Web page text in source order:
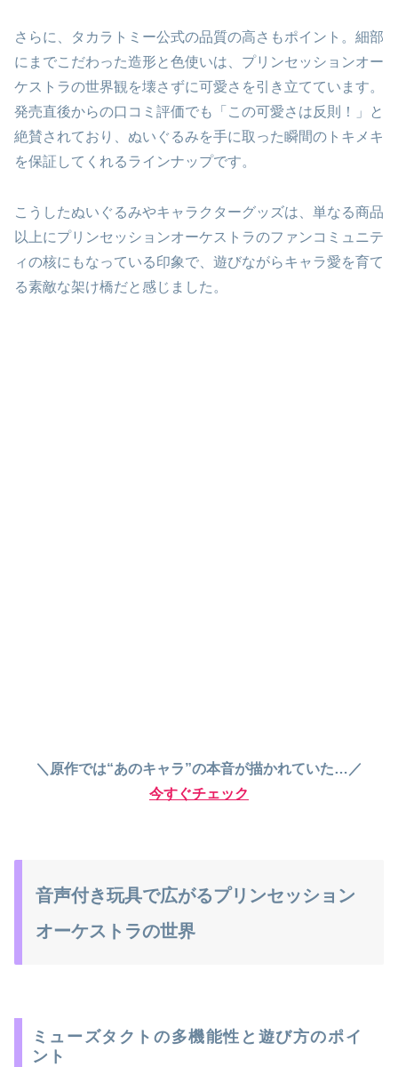
さらに、タカラトミー公式の品質の高さもポイント。細部
にまでこだわった造形と色使いは、プリンセッションオー
ケストラの世界観を壊さずに可愛さを引き立てています。
発売直後からの口コミ評価でも「この可愛さは反則！」と
絶賛されており、ぬいぐるみを手に取った瞬間のトキメキ
を保証してくれるラインナップです。
こうしたぬいぐるみやキャラクターグッズは、単なる商品
以上にプリンセッションオーケストラのファンコミュニテ
ィの核にもなっている印象で、遊びながらキャラ愛を育て
る素敵な架け橋だと感じました。
＼原作では“あのキャラ”の本音が描かれていた…／
今すぐチェック
音声付き玩具で広がるプリンセッション
オーケストラの世界
ミューズタクトの多機能性と遊び方のポイ
ント